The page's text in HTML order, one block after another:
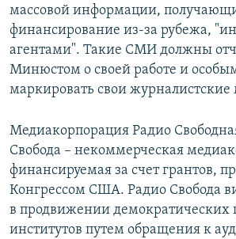
массовой информации,
финансирование из-за рубежа,
агентами". Такие СМИ должны
Минюстом о своей работе и
маркировать свои
Медиакорпорация​ Радио
Свобода – некоммерческая
финансируемая за счет грантов,
Конгрессом США. Радио Свобода
в продвижении демократических
институтов путем обращения к